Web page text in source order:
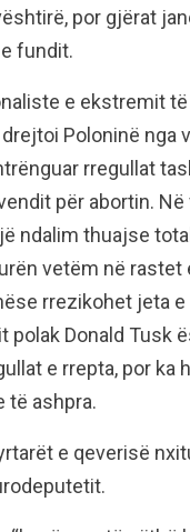
por gjërat
fundit.
e ekstremit
Poloninë nga
rregullat
për abortin. Në
ndalim thuajse
vetëm në
rrezikohet jeta e
polak Donald Tusk
e rrepta, por ka
të ashpra.
e qeverisë